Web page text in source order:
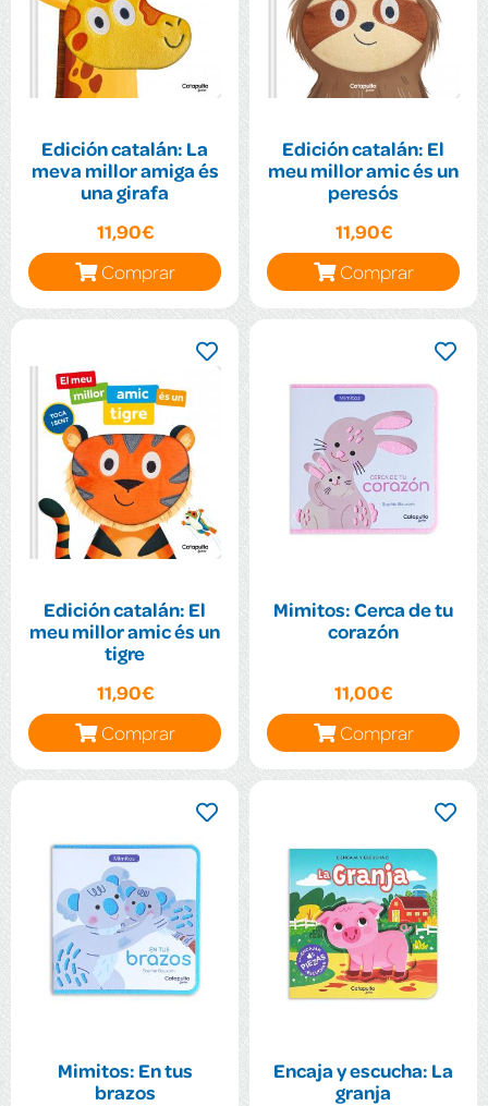
Edición catalán: La
meva millor amiga és
una girafa
11,90€
Comprar
Edición catalán: El
meu millor amic és un
peresós
11,90€
Comprar
Edición catalán: El
meu millor amic és un
tigre
11,90€
Comprar
Mimitos: Cerca de tu
corazón
11,00€
Comprar
Mimitos: En tus
brazos
Encaja y escucha: La
granja